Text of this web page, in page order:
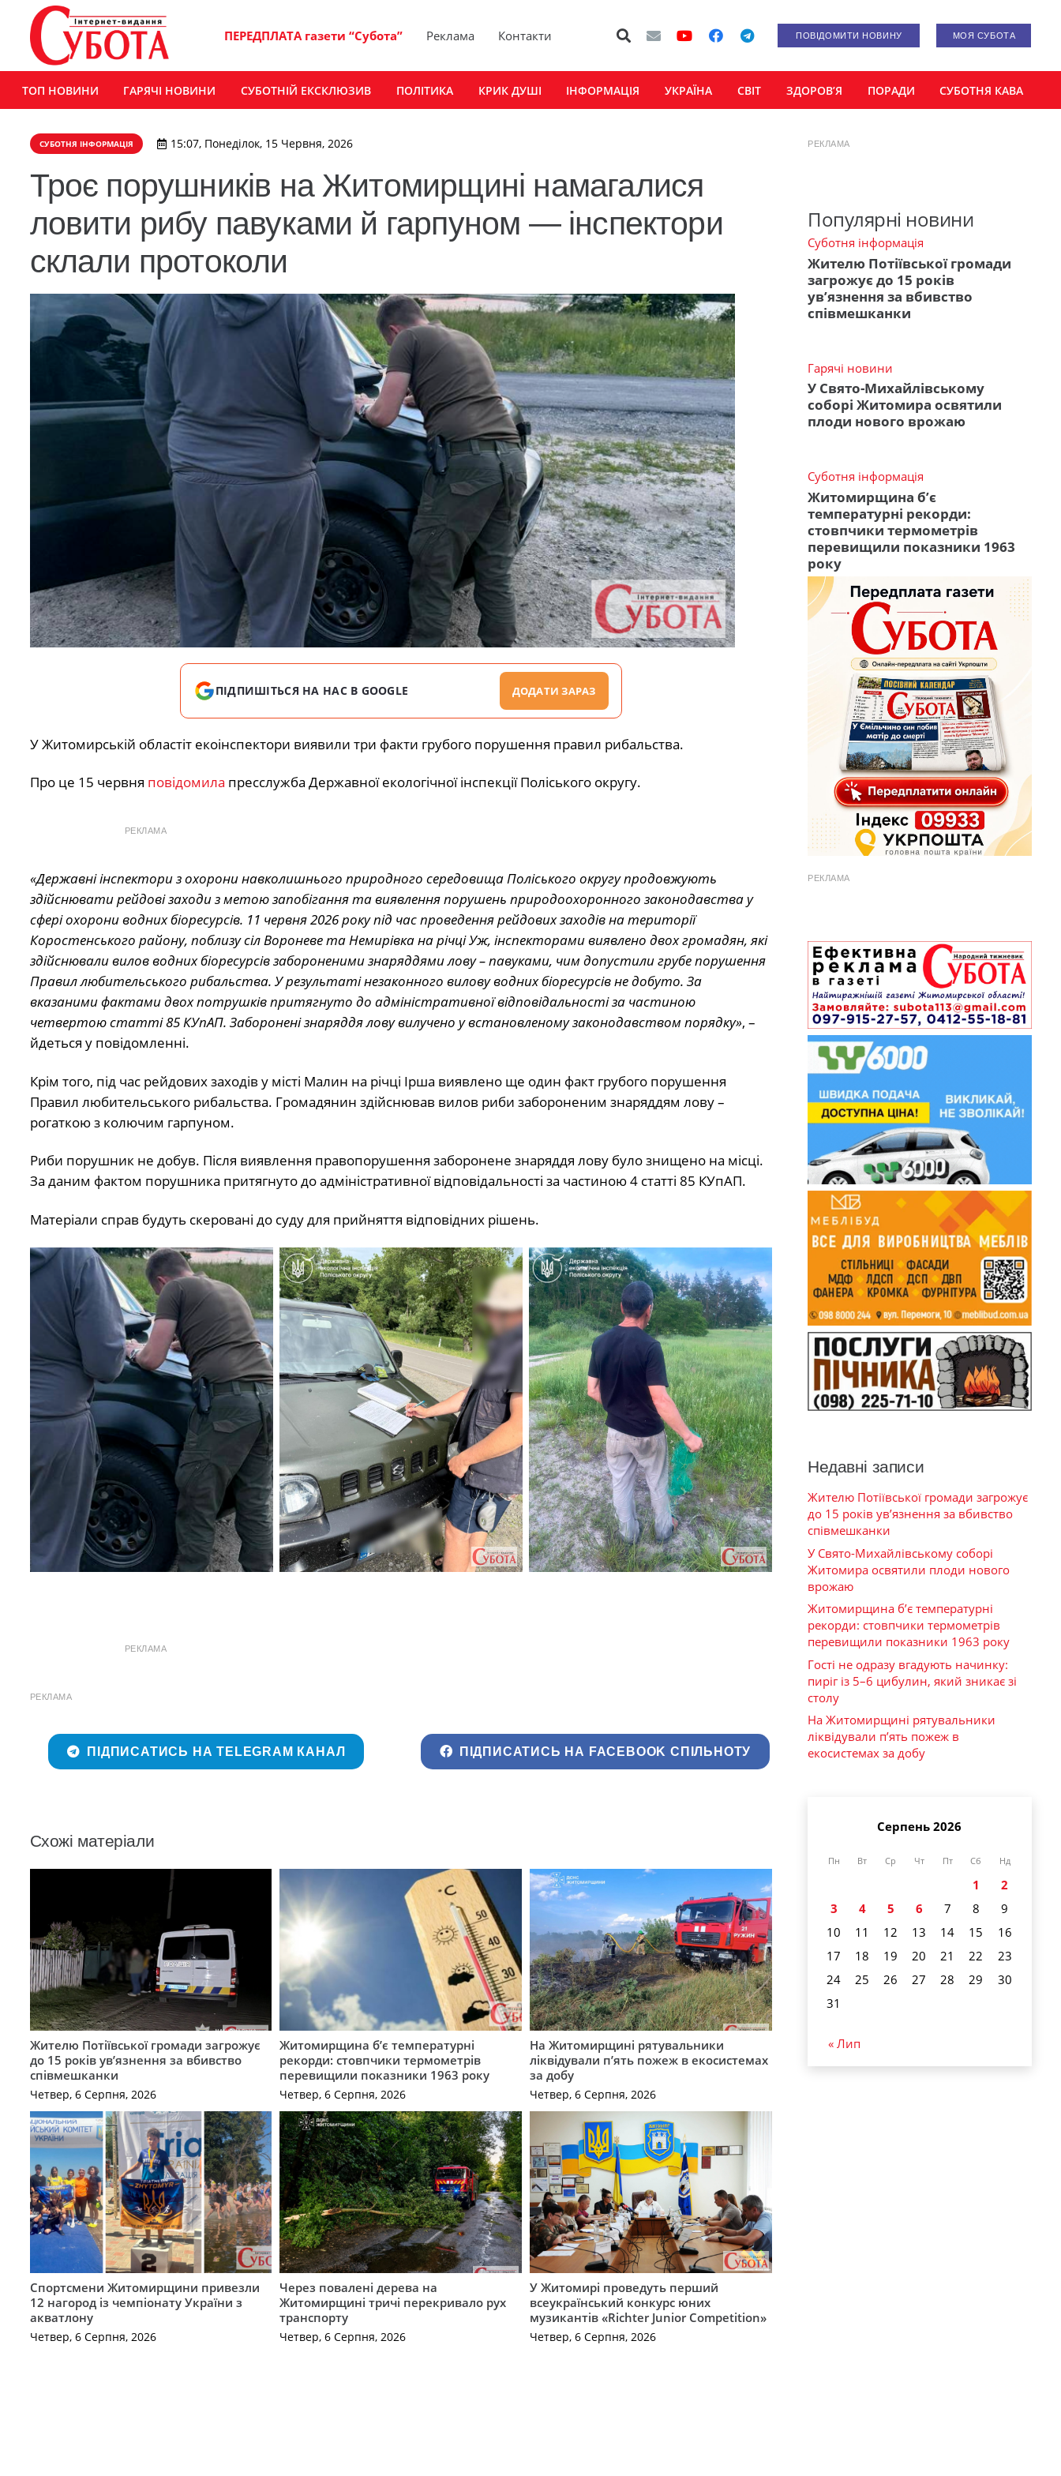
ПЕРЕДПЛАТА газети “Субота” Реклама Контакти ПОВІДОМИТИ НОВИНУ МОЯ СУБОТА
ТОП НОВИНИ ГАРЯЧІ НОВИНИ СУБОТНІЙ ЕКСКЛЮЗИВ ПОЛІТИКА КРИК ДУШІ ІНФОРМАЦІЯ УКРАЇНА СВІТ ЗДОРОВ’Я ПОРАДИ СУБОТНЯ КАВА
СУБОТНЯ ІНФОРМАЦІЯ 15:07, Понеділок, 15 Червня, 2026
Троє порушників на Житомирщині намагалися
ловити рибу павуками й гарпуном — інспектори
склали протоколи
ПІДПИШІТЬСЯ НА НАС В GOOGLE ДОДАТИ ЗАРАЗ
У Житомирській областіт екоінспектори виявили три факти грубого порушення правил рибальства.
Про це 15 червня повідомила пресслужба Державної екологічної інспекції Поліського округу.
РЕКЛАМА
«Державні інспектори з охорони навколишнього природного середовища Поліського округу продовжують
здійснювати рейдові заходи з метою запобігання та виявлення порушень природоохоронного законодавства у
сфері охорони водних біоресурсів. 11 червня 2026 року під час проведення рейдових заходів на території
Коростенського району, поблизу сіл Вороневе та Немирівка на річці Уж, інспекторами виявлено двох громадян, які
здійснювали вилов водних біоресурсів забороненими знаряддями лову – павуками, чим допустили грубе порушення
Правил любительського рибальства. У результаті незаконного вилову водних біоресурсів не добуто. За
вказаними фактами двох потрушків притягнуто до адміністративної відповідальності за частиною
четвертою статті 85 КУпАП. Заборонені знаряддя лову вилучено у встановленому законодавством порядку», –
йдеться у повідомленні.
Крім того, під час рейдових заходів у місті Малин на річці Ірша виявлено ще один факт грубого порушення
Правил любительського рибальства. Громадянин здійснював вилов риби забороненим знаряддям лову –
рогаткою з колючим гарпуном.
Риби порушник не добув. Після виявлення правопорушення заборонене знаряддя лову було знищено на місці.
За даним фактом порушника притягнуто до адміністративної відповідальності за частиною 4 статті 85 КУпАП.
Матеріали справ будуть скеровані до суду для прийняття відповідних рішень.
РЕКЛАМА
РЕКЛАМА
ПІДПИСАТИСЬ НА TELEGRAM КАНАЛ ПІДПИСАТИСЬ НА FACEBOOK СПІЛЬНОТУ
Схожі матеріали
Жителю Потіївської громади загрожує
до 15 років ув’язнення за вбивство
співмешканки
Четвер, 6 Серпня, 2026
Житомирщина б’є температурні
рекорди: стовпчики термометрів
перевищили показники 1963 року
Четвер, 6 Серпня, 2026
На Житомирщині рятувальники
ліквідували п’ять пожеж в екосистемах
за добу
Четвер, 6 Серпня, 2026
Спортсмени Житомирщини привезли
12 нагород із чемпіонату України з
акватлону
Четвер, 6 Серпня, 2026
Через повалені дерева на
Житомирщині тричі перекривало рух
транспорту
Четвер, 6 Серпня, 2026
У Житомирі проведуть перший
всеукраїнський конкурс юних
музикантів «Richter Junior Competition»
Четвер, 6 Серпня, 2026
РЕКЛАМА
Популярні новини
Суботня інформація
Жителю Потіївської громади
загрожує до 15 років
ув’язнення за вбивство
співмешканки
Гарячі новини
У Свято-Михайлівському
соборі Житомира освятили
плоди нового врожаю
Суботня інформація
Житомирщина б’є
температурні рекорди:
стовпчики термометрів
перевищили показники 1963
року
РЕКЛАМА
Недавні записи
Жителю Потіївської громади загрожує
до 15 років ув’язнення за вбивство
співмешканки
У Свято-Михайлівському соборі
Житомира освятили плоди нового
врожаю
Житомирщина б’є температурні
рекорди: стовпчики термометрів
перевищили показники 1963 року
Гості не одразу вгадують начинку:
пиріг із 5–6 цибулин, який зникає зі
столу
На Житомирщині рятувальники
ліквідували п’ять пожеж в
екосистемах за добу
Серпень 2026
Пн Вт Ср Чт Пт Сб Нд
1
2
3
4 5 6 7 8
9
10
11 12 13 14 15
16
17
18 19 20 21 22
23
24
25 26 27 28 29
30
31
« Лип